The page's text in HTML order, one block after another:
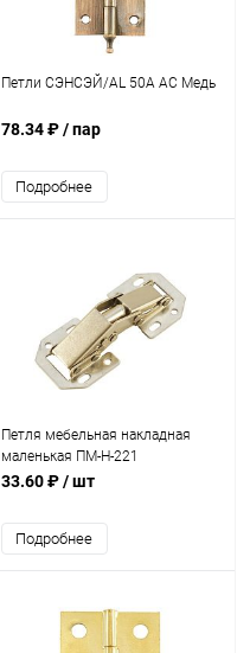
Петли СЭНСЭЙ/AL 50A AC Медь
78.34 ₽/ пар
Подробнее
Петля мебельная накладная
маленькая ПМ-Н-221
33.60 ₽/ шт
Подробнее